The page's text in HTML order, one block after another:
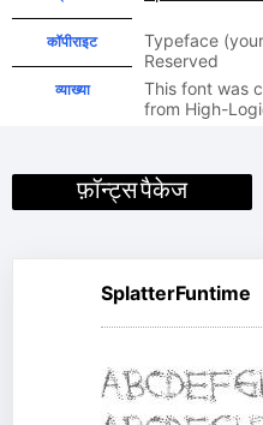
कॉपीराइट
Typeface
Reserved
व्याख्या
This font was
from High-
फ़ॉन्ट्स पैकेज
SplatterFuntime